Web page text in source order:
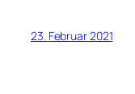
23. Februar 2021